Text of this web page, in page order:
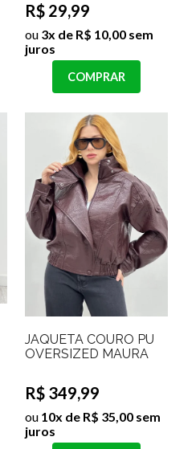
R$ 29,99
ou 3x de R$ 10,00 sem
juros
COMPRAR
JAQUETA COURO PU
OVERSIZED MAURA
R$ 349,99
ou 10x de R$ 35,00 sem
juros